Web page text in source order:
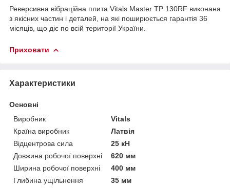
Реверсивна вібраційна плита Vitals Master TP 130RF виконана
з якісних частин і деталей, на які поширюється гарантія 36
місяців, що діє по всій території України.
Приховати
Характеристики
Основні
Виробник
Vitals
Країна виробник
Латвія
Відцентрова сила
25 кН
Довжина робочої поверхні
620 мм
Ширина робочої поверхні
400 мм
Глибина ущільнення
35 мм